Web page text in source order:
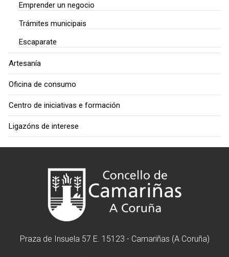
Emprender un negocio
Trámites municipais
Escaparate
Artesanía
Oficina de consumo
Centro de iniciativas e formación
Ligazóns de interese
Praza de Insuela 57 E. 15123 - Camariñas (A Coruña)